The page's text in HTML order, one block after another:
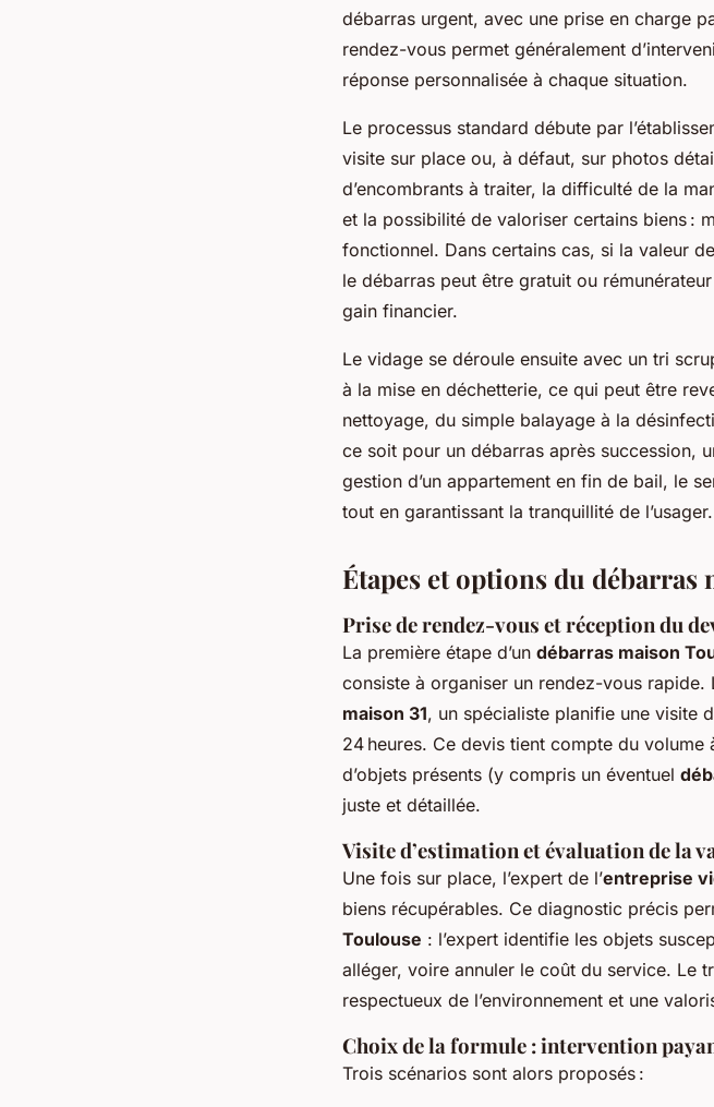
débarras urgent, avec une prise en charge
rendez-vous permet généralement
réponse personnalisée à chaque situation.
Le processus standard débute par
visite sur place ou, à défaut, sur photos
d’encombrants à traiter, la difficulté de la
et la possibilité de valoriser certains biens :
fonctionnel. Dans certains cas, si la valeur
le débarras peut être gratuit ou
gain financier.
Le vidage se déroule ensuite avec un tri
à la mise en déchetterie, ce qui peut être
nettoyage, du simple balayage à la
ce soit pour un débarras après succession,
gestion d’un appartement en fin de bail, le
tout en garantissant la tranquillité de l’usager.
Étapes et options du débarras
Prise de rendez-vous et réception du
La première étape d’un débarras maison
consiste à organiser un rendez-vous rapide.
maison 31, un spécialiste planifie une visite
24 heures. Ce devis tient compte du
d’objets présents (y compris un éventuel
juste et détaillée.
Visite d’estimation et évaluation de la
Une fois sur place, l’expert de l’entreprise
biens récupérables. Ce diagnostic précis
Toulouse : l’expert identifie les objets
alléger, voire annuler le coût du service. Le
respectueux de l’environnement et une
Choix de la formule : intervention
Trois scénarios sont alors proposés :